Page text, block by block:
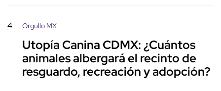
4 Orgullo MX
Utopía Canina CDMX: ¿Cuántos
animales albergará el recinto de
resguardo, recreación y adopción?